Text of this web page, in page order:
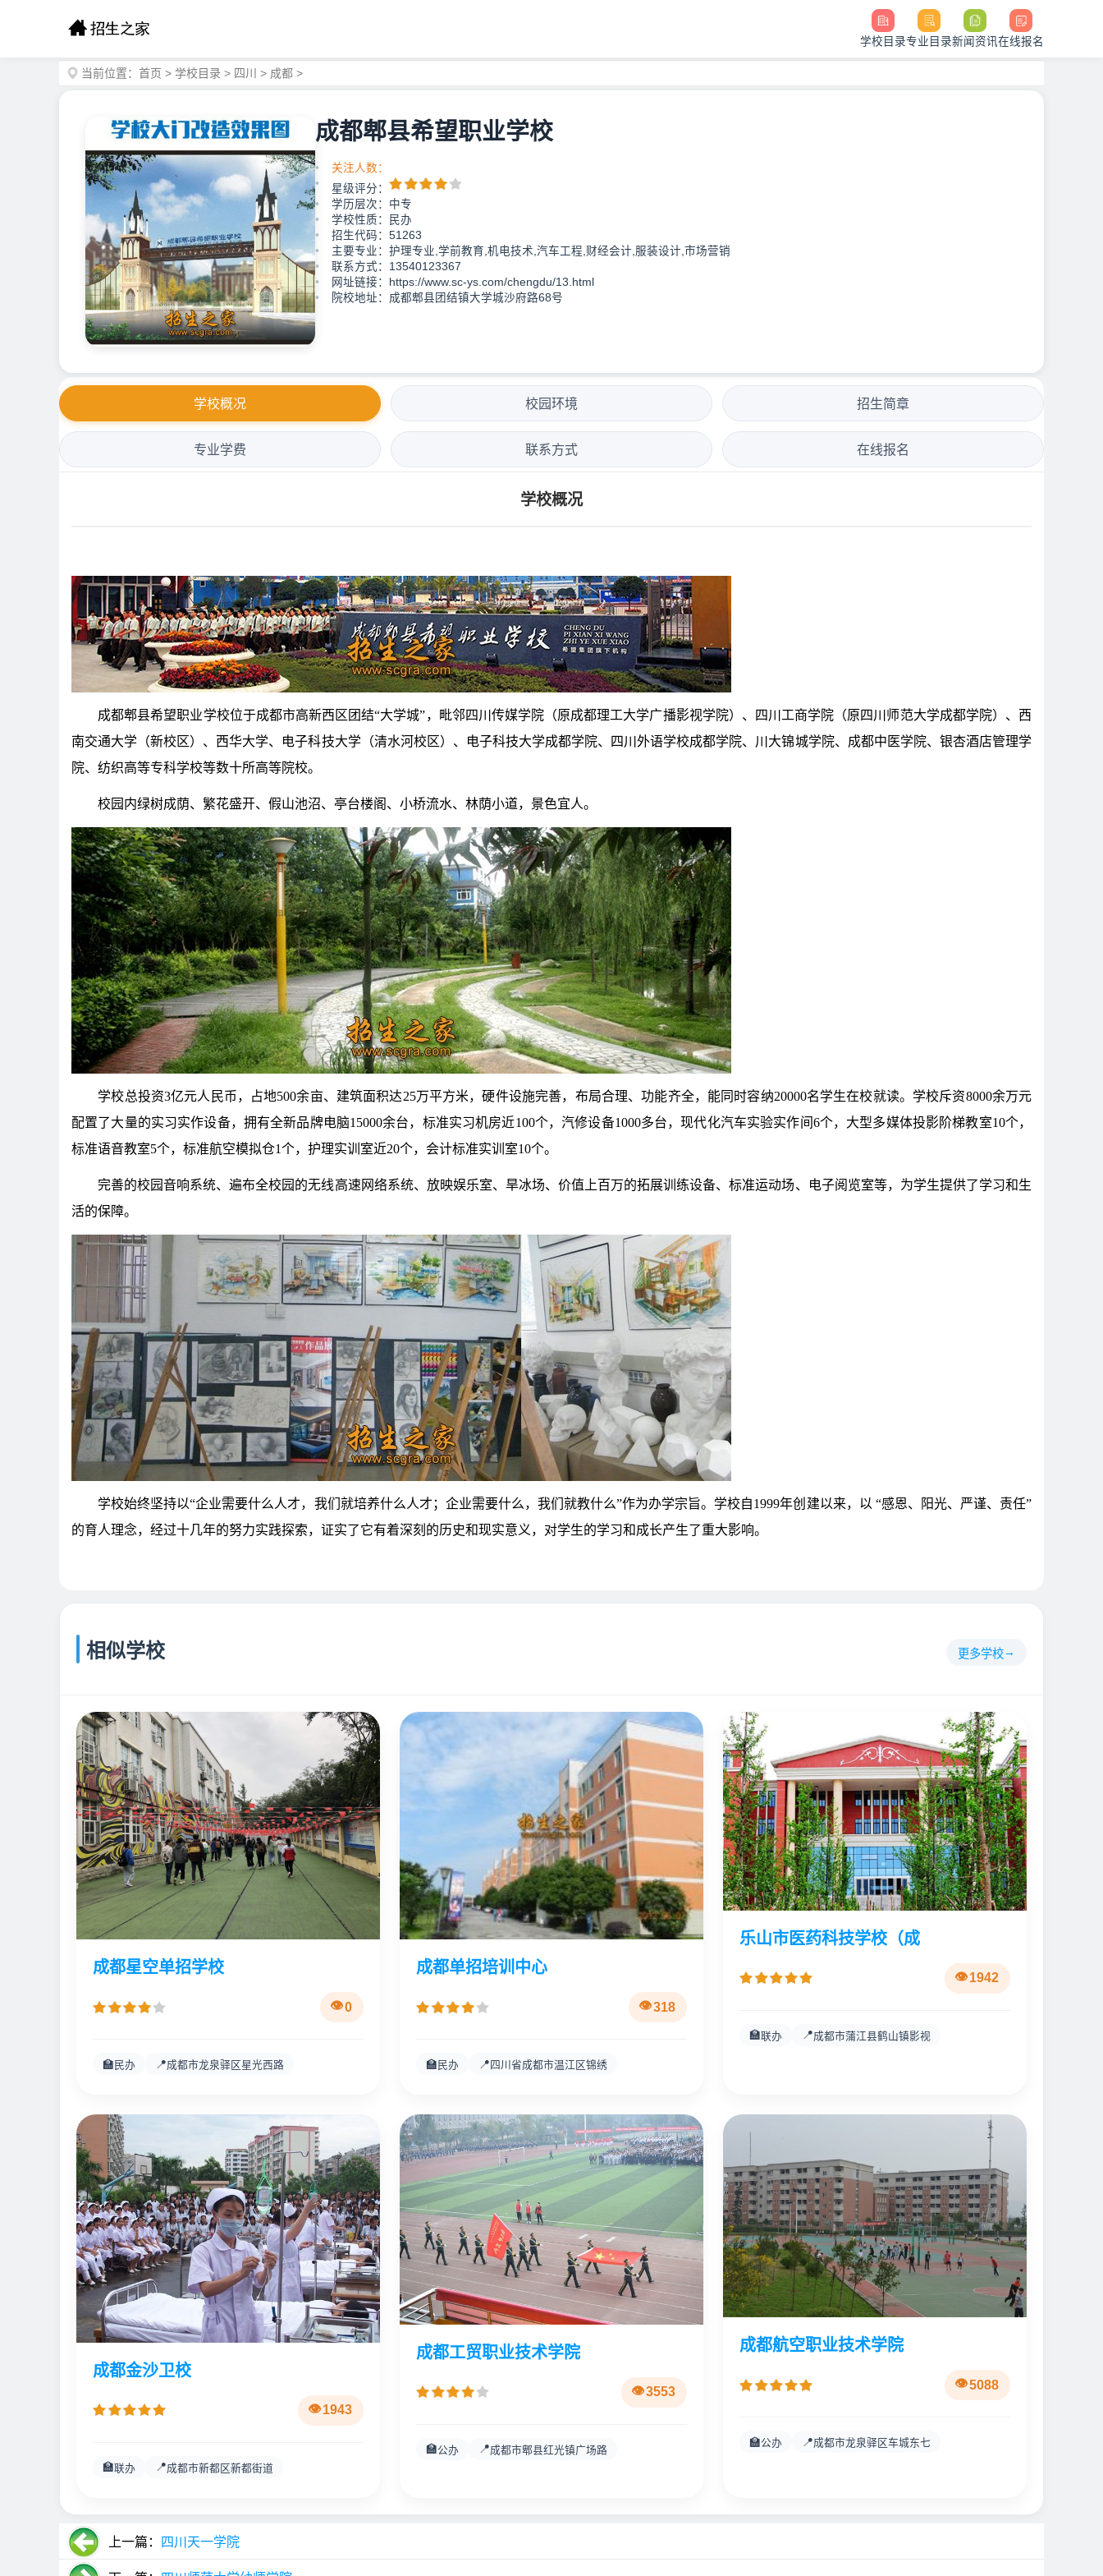
学校目录专业目录新闻资讯在线报名
当前位置： 首页 > 学校目录 > 四川 > 成都 >
成都郫县希望职业学校
关注人数：
星级评分：
学历层次：中专
学校性质：民办
招生代码：51263
主要专业：护理专业,学前教育,机电技术,汽车工程,财经会计,服装设计,市场营销
联系方式：13540123367
网址链接：https://www.sc-ys.com/chengdu/13.html
院校地址：成都郫县团结镇大学城沙府路68号
学校概况 校园环境 招生简章
专业学费 联系方式 在线报名
学校概况
成都郫县希望职业学校位于成都市高新西区团结“大学城”，毗邻四川传媒学院（原成都理工大学广播影视学院）、四川工商学院（原四川师范大学成都学院）、西
南交通大学（新校区）、西华大学、电子科技大学（清水河校区）、电子科技大学成都学院、四川外语学校成都学院、川大锦城学院、成都中医学院、银杏酒店管理学
院、纺织高等专科学校等数十所高等院校。
校园内绿树成荫、繁花盛开、假山池沼、亭台楼阁、小桥流水、林荫小道，景色宜人。
学校总投资3亿元人民币，占地500余亩、建筑面积达25万平方米，硬件设施完善，布局合理、功能齐全，能同时容纳20000名学生在校就读。学校斥资8000余万元
配置了大量的实习实作设备，拥有全新品牌电脑15000余台，标准实习机房近100个，汽修设备1000多台，现代化汽车实验实作间6个，大型多媒体投影阶梯教室10个，
标准语音教室5个，标准航空模拟仓1个，护理实训室近20个，会计标准实训室10个。
完善的校园音响系统、遍布全校园的无线高速网络系统、放映娱乐室、旱冰场、价值上百万的拓展训练设备、标准运动场、电子阅览室等，为学生提供了学习和生
活的保障。
学校始终坚持以“企业需要什么人才，我们就培养什么人才；企业需要什么，我们就教什么”作为办学宗旨。学校自1999年创建以来，以 “感恩、阳光、严谨、责任”
的育人理念，经过十几年的努力实践探索，证实了它有着深刻的历史和现实意义，对学生的学习和成长产生了重大影响。
相似学校 更多学校
成都星空单招学校
0
🏫 民办 📍成都市龙泉驿区星光西路
成都单招培训中心
318
🏫 民办 📍 四川省成都市温江区锦绣
乐山市医药科技学校（成
1942
🏫联办 📍成都市蒲江县鹤山镇影视
成都金沙卫校
1943
🏫联办 📍成都市新都区新都街道
成都工贸职业技术学院
3553
🏫公办 📍成都市郫县红光镇广场路
成都航空职业技术学院
5088
🏫公办 📍成都市龙泉驿区车城东七
上一篇： 四川天一学院